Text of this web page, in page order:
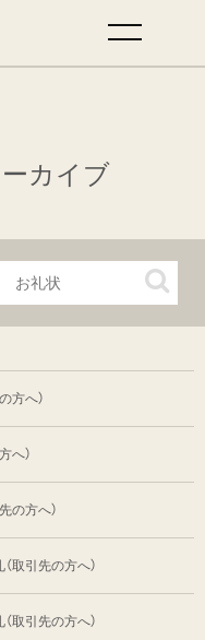
ーカイブ
方へ）
へ）
の方へ）
（取引先の方へ）
（取引先の方へ）